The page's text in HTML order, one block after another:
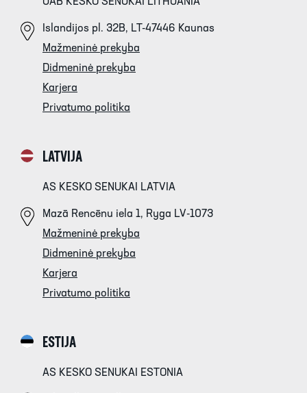
Islandijos pl. 32B, LT-47446 Kaunas
Mažmeninė prekyba
Didmeninė prekyba
Karjera
Privatumo politika
LATVIJA
AS KESKO SENUKAI LATVIA
Mazā Rencēnu iela 1, Ryga LV-1073
Mažmeninė prekyba
Didmeninė prekyba
Karjera
Privatumo politika
ESTIJA
AS KESKO SENUKAI ESTONIA